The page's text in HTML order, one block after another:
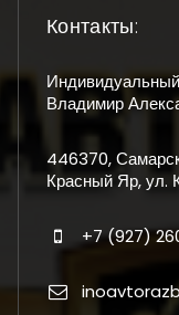
Контакты:
Владимир
446370,
Красный Яр, ул.
+7 (927)